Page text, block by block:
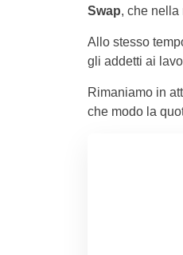
Swap, che
Allo stesso
gli addetti ai
Rimaniamo in
che modo la